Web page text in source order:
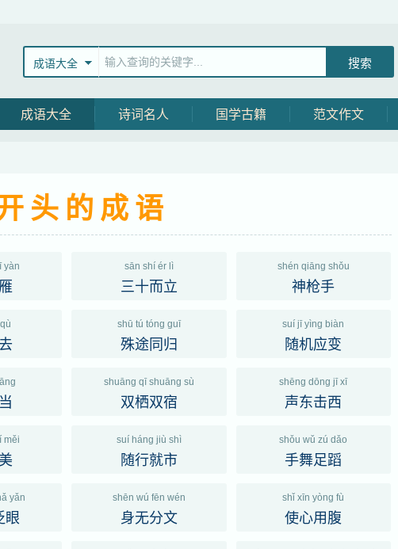
成语大全
成语大全 诗词名人 国学古籍 范文作文
头的成语
yàn sān shí ér lì
三十而立
shén qiāng shǒu
神枪手
shū tú tóng guī
殊途同归
suí jī yìng biàn
随机应变
shuāng qī shuāng sù
双栖双宿
shēng dōng jī xī
声东击西
měi suí háng jiù shì
随行就市
shǒu wǔ zú dǎo
手舞足蹈
yǎn
眼
shēn wú fēn wén
身无分文
shǐ xīn yòng fù
使心用腹